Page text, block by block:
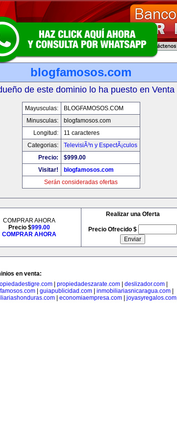
blogfamosos.com
de este dominio lo ha puesto en Venta
Mayusculas:
BLOGFAMOSOS.COM
Minusculas:
blogfamosos.com
Longitud:
11 caracteres
Categorias:
TelevisiÃ³n y EspectÃ¡culos
Precio:
$999.00
Visitar!
blogfamosos.com
Serán consideradas ofertas
COMPRAR AHORA
Precio $999.00
COMPRAR AHORA
Realizar una Oferta
Precio Ofrecido $
en venta:
propiedadeszarate.com deslizador.com
guiapublicidad.com inmobiliariasnicaragua.com
economiaempresa.com joyasyregalos.com